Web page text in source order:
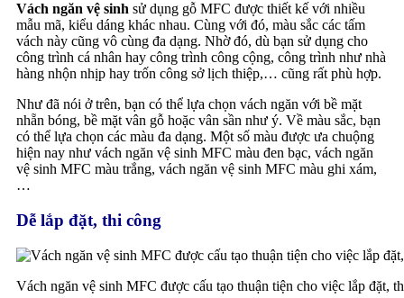
Vách ngăn vệ sinh sử dụng gỗ MFC được thiết kế với nhiều
mẫu mã, kiểu dáng khác nhau. Cùng với đó, màu sắc các tấm
vách này cũng vô cùng đa dạng. Nhờ đó, dù bạn sử dụng cho
công trình cá nhân hay công trình công cộng, công trình như nhà
hàng nhộn nhịp hay trốn công sở lịch thiệp,… cũng rất phù hợp.
Như đã nói ở trên, bạn có thể lựa chọn vách ngăn với bề mặt
nhẵn bóng, bề mặt vân gỗ hoặc vân sần như ý. Về màu sắc, bạn
có thể lựa chọn các màu đa dạng. Một số màu được ưa chuộng
hiện nay như vách ngăn vệ sinh MFC màu đen bạc, vách ngăn
vệ sinh MFC màu trắng, vách ngăn vệ sinh MFC màu ghi xám,
…
Dễ lắp đặt, thi công
Vách ngăn vệ sinh MFC được cấu tạo thuận tiện cho việc lắp đặt,